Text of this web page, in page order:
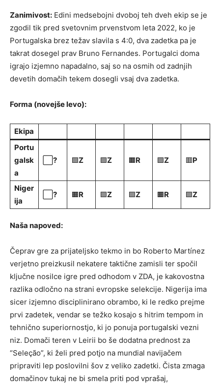
Zanimivost: Edini medsebojni dvoboj teh dveh ekip se je
zgodil tik pred svetovnim prvenstvom leta 2022, ko je
Portugalska brez težav slavila s 4:0, dva zadetka pa je
takrat dosegel prav Bruno Fernandes. Portugalci doma
igrajo izjemno napadalno, saj so na osmih od zadnjih
devetih domačih tekem dosegli vsaj dva zadetka.
Forma (novejše levo):
Ekipa
Portu
galsk
a
? 🟩Z 🟩Z 🟧R 🟩Z 🟥P
Niger
ija
? 🟧R 🟩Z 🟩Z 🟧R 🟩Z
Naša napoved:
Čeprav gre za prijateljsko tekmo in bo Roberto Martínez
verjetno preizkusil nekatere taktične zamisli ter spočil
ključne nosilce igre pred odhodom v ZDA, je kakovostna
razlika odločno na strani evropske selekcije. Nigerija ima
sicer izjemno disciplinirano obrambo, ki le redko prejme
prvi zadetek, vendar se težko kosajo s hitrim tempom in
tehnično superiornostjo, ki jo ponuja portugalski vezni
niz. Domači teren v Leirii bo še dodatna prednost za
“Seleção”, ki želi pred potjo na mundial navijačem
pripraviti lep poslovilni šov z veliko zadetki. Čista zmaga
domačinov tukaj ne bi smela priti pod vprašaj,